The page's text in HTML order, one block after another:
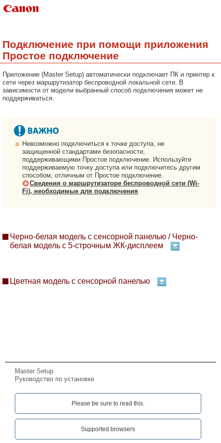
Подключение при помощи приложения
Простое подключение
Приложение (Master Setup) автоматически подключает ПК и принтер к
сети через маршрутизатор беспроводной локальной сети. В
зависимости от модели выбранный способ подключения может не
поддерживаться.
Невозможно подключиться к точке доступа, не
защищенной стандартами безопасности,
поддерживающими Простое подключение. Используйте
поддерживаемую точку доступа или подключитесь другим
способом, отличным от Простое подключение.
Сведения о маршрутизаторе беспроводной сети (Wi-
Fi), необходимые для подключения
Черно-белая модель с сенсорной панелью / Черно-
белая модель с 5-строчным ЖК-дисплеем
Цветная модель с сенсорной панелью
Master Setup
Руководство по установке
Please be sure to read this.‎
Supported browsers